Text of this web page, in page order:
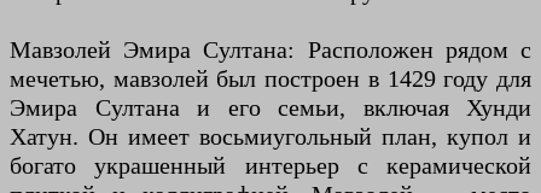
Мавзолей Эмира Султана: Расположен рядом с
мечетью, мавзолей был построен в 1429 году для
Эмира Султана и его семьи, включая Хунди
Хатун. Он имеет восьмиугольный план, купол и
богато украшенный интерьер с керамической